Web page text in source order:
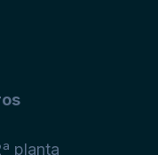
planta